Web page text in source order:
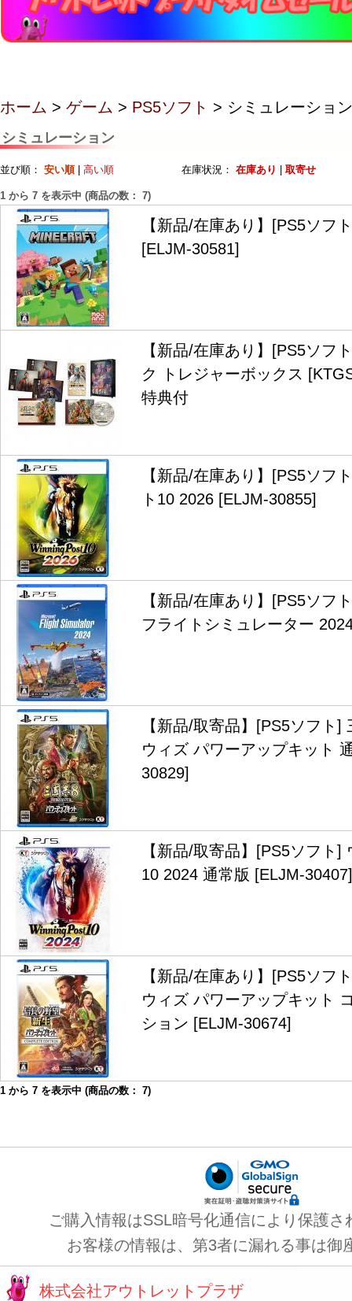
ホーム > ゲーム > PS5ソフト > シミュレーション
シミュレーション
並び順： 安い順| 高い順 在庫状況： 在庫あり 取寄せ
1 から 7 を表示中 (商品の数： 7)
【新品/在庫あり】[PS5ソフ
[ELJM-30581]
【新品/在庫あり】[PS5ソフ
ク トレジャーボックス
特典付
【新品/在庫あり】[PS5ソフ
ト10 2026 [ELJM-30855]
【新品/在庫あり】[PS5ソフ
フライトシミュレーター
【新品/取寄品】[PS5ソフト]
ウィズ パワーアップキット
30829]
【新品/取寄品】[PS5ソフト]
10 2024 通常版 [ELJM-30407]
【新品/在庫あり】[PS5ソフ
ウィズ パワーアップキット
ション [ELJM-30674]
1 から 7 を表示中 (商品の数： 7)
ご購入情報はSSL暗号化通信により保護さ
お客様の情報は、第3者に漏れる事は御
株式会社アウトレットプラザ